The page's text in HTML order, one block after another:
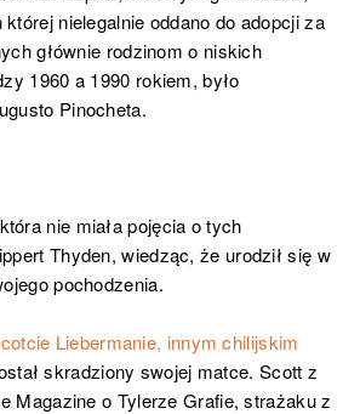
nielegalnie oddano do adopcji za
głównie rodzinom o niskich
1960 a 1990 rokiem, było
Pinocheta.
nie miała pojęcia o tych
Thyden, wiedząc, że urodził się w
pochodzenia.
Liebermanie, innym chilijskim
skradziony swojej matce. Scott z
Magazine o Tylerze Grafie, strażaku z